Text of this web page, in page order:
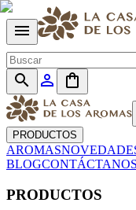
menu
search
person_outline
shopping_bag
PRODUCTOS
AROMAS
BLOGCONTÁCTANOS
PRODUCTOS